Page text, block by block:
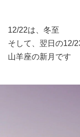
12/22は、冬至
そして、翌日の12/
山羊座の新月です